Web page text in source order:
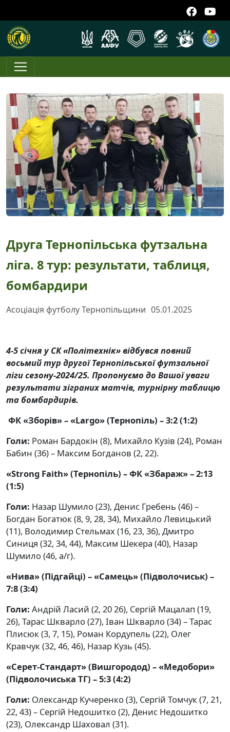
Друга Тернопільська футзальна
ліга. 8 тур: результати, таблиця,
бомбардири
Асоціація футболу Тернопільщини 05.01.2025
4-5 січня у СК «Політехнік» відбувся повний
восьмий тур другої Тернопільської футзальної
ліги сезону-2024/25. Пропонуємо до Вашої уваги
результати зіграних матчів, турнірну таблицю
та бомбардирів.
ФК «Зборів» – «Largo» (Тернопіль) – 3:2 (1:2)
Голи: Роман Бардокін (8), Михайло Кузів (24), Роман
Бабин (36) – Максим Богданов (2, 22).
«Strong Faith» (Тернопіль) – ФК «Збараж» – 2:13
(1:5)
Голи: Назар Шумило (23), Денис Гребень (46) –
Богдан Богатюк (8, 9, 28, 34), Михайло Левицький
(11), Володимир Стельмах (16, 23, 36), Дмитро
Синиця (32, 34, 44), Максим Шекера (40), Назар
Шумило (46, а/г).
«Нива» (Підгайці) – «Самець» (Підволочиськ) –
7:8 (3:4)
Голи: Андрій Ласий (2, 20 26), Сергій Мацалап (19,
26), Тарас Шкварло (27), Іван Шкварло (34) – Тарас
Плисюк (3, 7, 15), Роман Кордупель (22), Олег
Кравчук (32, 46, 46), Назар Кузь (45).
«Серет-Стандарт» (Вишгородод) – «Медобори»
(Підволочиська ТГ) – 5:3 (4:2)
Голи: Олександр Кучеренко (3), Сергій Томчук (7, 21,
22, 43) – Сергій Недошитко (2), Денис Недошитко
(23), Олександр Шаховал (31).